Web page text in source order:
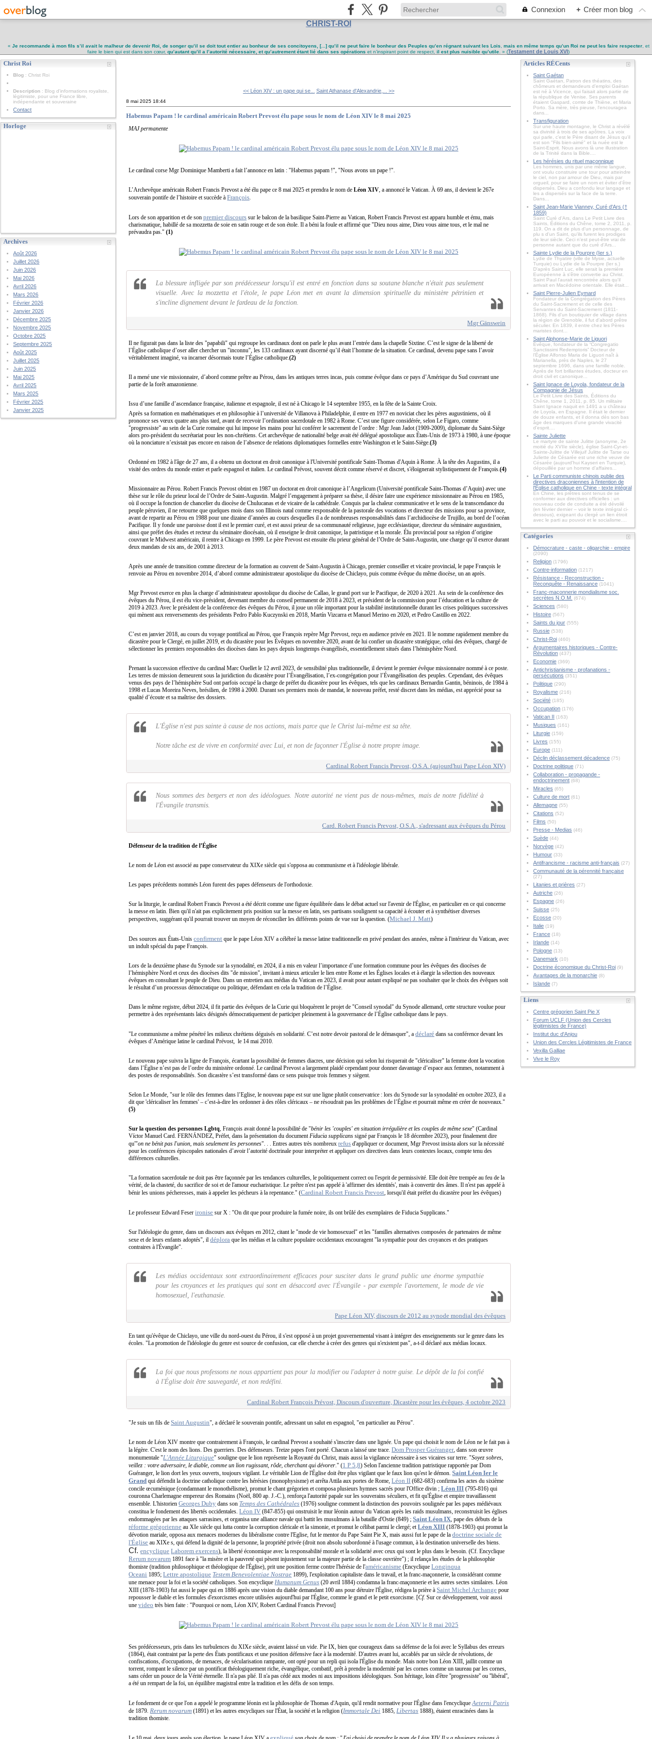
Connexion + Créer mon blog
CHRIST-ROI
« Je recommande à mon fils s’il avait le malheur de devenir Roi, de songer qu’il se doit tout entier au bonheur de ses concitoyens, [...] qu’il ne peut faire le bonheur des Peuples qu’en régnant suivant les Lois mais en même temps qu’un Roi ne peut les faire respecter, et
faire le bien qui est dans son cœur, qu’autant qu’il a l’autorité nécessaire, et qu’autrement étant lié dans ses opérations et n’inspirant point de respect, il est plus nuisible qu’utile . » (Testament de Louis XVI)
Christ Roi
Blog : Christ Roi
Description : Blog d'informations royaliste,
légitimiste, pour une France libre,
indépendante et souveraine
Contact
Horloge
Archives
Août 2026
Juillet 2026
Juin 2026
Mai 2026
Avril 2026
Mars 2026
Février 2026
Janvier 2026
Décembre 2025
Novembre 2025
Octobre 2025
Septembre 2025
Août 2025
Juillet 2025
Juin 2025
Mai 2025
Avril 2025
Mars 2025
Février 2025
Janvier 2025
<< Léon XIV : un pape qui se... Saint Athanase d'Alexandrie,... >>
8 mai 2025 18:44
Habemus Papam ! le cardinal américain Robert Prevost élu pape sous le nom de Léon XIV le 8 mai 2025
MAJ permanente
Le cardinal corse Mgr Dominique Mamberti a fait l’annonce en latin : "Habemus papam !", "Nous avons un pape !".
L’Archevêque américain Robert Francis Prevost a été élu pape ce 8 mai 2025 et prendra le nom deLéon XIV , a annoncé le Vatican. À 69 ans, il devient le 267e
souverain pontife de l’histoire et succède àFrançois
Lors de son apparition et de sonpremier discours sur le balcon de la basilique Saint-Pierre au Vatican, Robert Francis Prevost est apparu humble et ému, mais
charismatique, habillé de sa mozzetta de soie en satin rouge et de son étole. Il a béni la foule et affirmé que "Dieu nous aime, Dieu vous aime tous, et le mal ne
prévaudra pas."(1)
La blessure infligée par son prédécesseur lorsqu'il est entré en fonction dans sa soutane blanche n'était pas seulement
visuelle. Avec la mozzetta et l'étole, le pape Léon met en avant la dimension spirituelle du ministère pétrinien et
s'incline dignement devant le fardeau de la fonction.
Mgr Gänswein
Il ne figurait pas dans la liste des "papabili" qui regroupe les cardinaux dont on parle le plus avant l’entrée dans la chapelle Sixtine. C’est le signe de la liberté de
l’Église catholique d’oser aller chercher un "inconnu", les 133 cardinaux ayant discerné qu’il était l’homme de la situation. Ce cardinal, devenu pape sans l’avoir
véritablement imaginé, va incarner désormais toute l’Église catholique.(2)
Il a mené une vie missionnaire, d’abord comme prêtre au Pérou, dans les antiques terres incas, puis comme évêque dans ce pays d’Amérique du Sud couvrant une
partie de la forêt amazonienne.
Issu d’une famille d’ascendance française, italienne et espagnole, il est né à Chicago le 14 septembre 1955, en la fête de la Sainte Croix.
Après sa formation en mathématiques et en philosophie à l’université de Villanova à Philadelphie, il entre en 1977 en noviciat chez les pères augustiniens, où il
prononce ses vœux quatre ans plus tard, avant de recevoir l’ordination sacerdotale en 1982 à Rome. C’est une figure considérée, selon Le Figaro, comme
"progressiste" au sein de la Curie romaine qui lui impose les mains pour lui conférer le sacrement de l’ordre : Mgr Jean Jadot (1909-2009), diplomate du Saint-Siège
alors pro-président du secrétariat pour les non-chrétiens. Cet archevêque de nationalité belge avait été délégué apostolique aux États-Unis de 1973 à 1980, à une époque
où la nonciature n’existait pas encore en raison de l’absence de relations diplomatiques formelles entre Washington et le Saint-Siège.(3)
Ordonné en 1982 à l'âge de 27 ans, il a obtenu un doctorat en droit canonique à l'Université pontificale Saint-Thomas d'Aquin à Rome. À la tête des Augustins, il a
visité des ordres du monde entier et parle espagnol et italien. Le cardinal Prévost, souvent décrit comme réservé et discret, s'éloignerait stylistiquement de François.(4)
Missionnaire au Pérou. Robert Francis Prevost obtint en 1987 un doctorat en droit canonique à l’Angelicum (Université pontificale Saint-Thomas d’Aquin) avec une
thèse sur le rôle du prieur local de l’Ordre de Saint-Augustin. Malgré l’engagement à préparer sa thèse, il désire faire une expérience missionnaire au Pérou en 1985,
où il occupe la fonction de chancelier du diocèse de Chulucanas et de vicaire de la cathédrale. Conquis par la chaleur communicative et le sens de la transcendance du
peuple péruvien, il ne retourne que quelques mois dans son Illinois natal comme responsable de la pastorale des vocations et directeur des missions pour sa province,
avant de repartir au Pérou en 1988 pour une dizaine d’années au cours desquelles il a de nombreuses responsabilités dans l’archidiocèse de Trujillo, au bord de l’océan
Pacifique. Il y fonde une paroisse dont il est le premier curé, et est aussi prieur de sa communauté religieuse, juge ecclésiastique, directeur du séminaire augustinien,
ainsi que préfet des études et recteur du séminaire diocésain, où il enseigne le droit canonique, la patristique et la morale. Élu provincial pour sa région d’origine
couvrant le Midwest américain, il rentre à Chicago en 1999. Le père Prevost est ensuite élu prieur général de l’Ordre de Saint-Augustin, une charge qu’il exerce durant
deux mandats de six ans, de 2001 à 2013.
Après une année de transition comme directeur de la formation au couvent de Saint-Augustin à Chicago, premier conseiller et vicaire provincial, le pape François le
renvoie au Pérou en novembre 2014, d’abord comme administrateur apostolique du diocèse de Chiclayo, puis comme évêque du même diocèse, un an après.
Mgr Prevost exerce en plus la charge d’administrateur apostolique du diocèse de Callao, le grand port sur le Pacifique, de 2020 à 2021. Au sein de la conférence des
évêques du Pérou, il est élu vice-président, devenant membre du conseil permanent de 2018 à 2023, et président de la commission pour l’éducation et la culture de
2019 à 2023. Avec le président de la conférence des évêques du Pérou, il joue un rôle important pour la stabilité institutionnelle durant les crises politiques successives
qui mènent aux renversements des présidents Pedro Pablo Kuczynski en 2018, Martín Vizcarra et Manuel Merino en 2020, et Pedro Castillo en 2022.
C’est en janvier 2018, au cours du voyage pontifical au Pérou, que François repère Mgr Prevost, reçu en audience privée en 2021. Il le nomme rapidement membre du
dicastère pour le Clergé, en juillet 2019, et du dicastère pour les Évêques en novembre 2020, avant de lui confier un dicastère stratégique, celui des évêques, chargé de
sélectionner les premiers responsables des diocèses dans les pays depuis longtemps évangélisés, essentiellement situés dans l’hémisphère Nord.
Prenant la succession effective du cardinal Marc Ouellet le 12 avril 2023, de sensibilité plus traditionnelle, il devient le premier évêque missionnaire nommé à ce poste.
Les terres de mission demeurent sous la juridiction du dicastère pour l’Évangélisation, l’ex-congrégation pour l’Évangélisation des peuples. Cependant, des évêques
venus des pays de l’hémisphère Sud ont parfois occupé la charge de préfet du dicastère pour les évêques, tels que les cardinaux Bernardin Gantin, béninois, de 1984 à
1998 et Lucas Moreira Neves, brésilien, de 1998 à 2000. Durant ses premiers mois de mandat, le nouveau préfet, resté discret dans les médias, est apprécié pour sa
qualité d’écoute et sa maîtrise des dossiers.
L'Église n'est pas sainte à cause de nos actions, mais parce que le Christ lui-même est sa tête.
Notre tâche est de vivre en conformité avec Lui, et non de façonner l'Église à notre propre image.
Cardinal Robert Francis Prevost, O.S.A. (aujourd'hui Pape Léon XIV)
Nous sommes des bergers et non des idéologues. Notre autorité ne vient pas de nous-mêmes, mais de notre fidélité à
l'Évangile transmis.
Card. Robert Francis Prevost, O.S.A., s'adressant aux évêques du Pérou
Défenseur de la tradition de l’Église
Le nom de Léon est associé au pape conservateur du XIXe siècle qui s'opposa au communisme et à l'idéologie libérale.
Les papes précédents nommés Léon furent des papes défenseurs de l'orthodoxie.
Sur la liturgie, le cardinal Robert Francis Prevost a été décrit comme une figure équilibrée dans le débat actuel sur l'avenir de l'Église, en particulier en ce qui concerne
la messe en latin. Bien qu'il n'ait pas explicitement pris position sur la messe en latin, ses partisans soulignent sa capacité à écouter et à synthétiser diverses
perspectives, suggérant qu'il pourrait trouver un moyen de réconcilier les différents points de vue sur la question. (Michael J. Matt)
Des sources aux États-Unisconfirment que le pape Léon XIV a célébré la messe latine traditionnelle en privé pendant des années, même à l'intérieur du Vatican, avec
un indult spécial du pape François.
Lors de la deuxième phase du Synode sur la synodalité, en 2024, il a mis en valeur l’importance d’une formation commune pour les évêques des diocèses de
l’hémisphère Nord et ceux des diocèses dits "de mission", invitant à mieux articuler le lien entre Rome et les Églises locales et à élargir la sélection des nouveaux
évêques en consultant le peuple de Dieu. Dans un entretien aux médias du Vatican en 2023, il avait pour autant expliqué ne pas souhaiter que le choix des évêques soit
le résultat d’un processus démocratique ou politique, défendant en cela la tradition de l’Église.
Dans le même registre, début 2024, il fit partie des évêques de la Curie qui bloquèrent le projet de "Conseil synodal" du Synode allemand, cette structure voulue pour
permettre à des représentants laïcs désignés démocratiquement de participer pleinement à la gouvernance de l’Église catholique dans le pays.
"Le communisme a même pénétré les milieux chrétiens déguisés en solidarité. C’est notre devoir pastoral de le démasquer", adéclaré dans sa conférence devant les
évêques d’Amérique latine le cardinal Prévost, le 14 mai 2010.
Le nouveau pape suivra la ligne de François, écartant la possibilité de femmes diacres, une décision qui selon lui risquerait de "cléricaliser" la femme dont la vocation
dans l’Église n’est pas de l’ordre du ministère ordonné. Le cardinal Prevost a largement plaidé cependant pour donner davantage d’espace aux femmes, notamment à
des postes de responsabilités. Son dicastère s’est transformé dans ce sens puisque trois femmes y siègent.
Selon Le Monde, "sur le rôle des femmes dans l’Eglise, le nouveau pape est sur une ligne plutôt conservatrice : lors du Synode sur la synodalité en octobre 2023, il a
dit que 'cléricaliser les femmes' – c’est-à-dire les ordonner à des rôles cléricaux – ne résoudrait pas les problèmes de l’Église et pourrait même en créer de nouveaux."
(5)
Sur la question des personnes Lgbtq , François avait donné la possibilité de "bénir les 'couples' en situation irrégulière et les couples de même sexe" (Cardinal
Víctor Manuel Card. FERNÁNDEZ, Préfet, dans la présentation du document Fiducia supplicanssigné par François le 18 décembre 2023), pour finalement dire
qu'"on ne bénit pas l'union, mais seulement les personnes". . . Entres autres très nombreuxrefus d'appliquer ce document, Mgr Prevost insista alors sur la nécessité
pour les conférences épiscopales nationales d’avoir l’autorité doctrinale pour interpréter et appliquer ces directives dans leurs contextes locaux, compte tenu des
différences culturelles.
"La formation sacerdotale ne doit pas être façonnée par les tendances culturelles, le politiquement correct ou l'esprit de permissivité. Elle doit être trempée au feu de la
vérité, de la chasteté, du sacrifice de soi et de l'amour eucharistique. Le prêtre n'est pas appelé à 'affirmer des identités', mais à convertir des âmes. Il n'est pas appelé à
bénir les unions pécheresses, mais à appeler les pécheurs à la repentance." (Cardinal Robert Francis Prevost , lorsqu'il était préfet du dicastère pour les évêques)
Le professeur Edward Feserironise sur X : "On dit que pour produire la fumée noire, ils ont brûlé des exemplaires de Fiducia Supplicans."
Sur l'idéologie du genre, dans un discours aux évêques en 2012, citant le "mode de vie homosexuel" et les "familles alternatives composées de partenaires de même
sexe et de leurs enfants adoptés", ildéplora que les médias et la culture populaire occidentaux encouragent "la sympathie pour des croyances et des pratiques
contraires à l'Évangile".
Les médias occidentaux sont extraordinairement efficaces pour susciter dans le grand public une énorme sympathie
pour les croyances et les pratiques qui sont en désaccord avec l'Évangile - par exemple l'avortement, le mode de vie
homosexuel, l'euthanasie.
Pape Léon XIV, discours de 2012 au synode mondial des évêques
En tant qu'évêque de Chiclayo, une ville du nord-ouest du Pérou, il s'est opposé à un projet gouvernemental visant à intégrer des enseignements sur le genre dans les
écoles. "La promotion de l'idéologie du genre est source de confusion, car elle cherche à créer des genres qui n'existent pas", a-t-il déclaré aux médias locaux.
La foi que nous professons ne nous appartient pas pour la modifier ou l'adapter à notre guise. Le dépôt de la foi confié
à l'Église doit être sauvegardé, et non redéfini.
Cardinal Robert François Prévost, Discours d'ouverture, Dicastère pour les évêques, 4 octobre 2023
"Je suis un fils de Saint Augustin", a déclaré le souverain pontife, adressant un salut en espagnol, "en particulier au Pérou".
Le nom de Léon XIV montre que contrairement à François, le cardinal Prevost a souhaité s'inscrire dans une lignée. Un pape qui choisit le nom de Léon ne le fait pas à
la légère. C'est le nom des lions. Des guerriers. Des défenseurs. Treize papes l'ont porté. Chacun a laissé une trace.Dom Prosper Guéranger, dans son œuvre
monumentale "L'Année Liturgique" souligne que le lion représente la Royauté du Christ, mais aussi la vigilance nécessaire à ses vicaires sur terre. "Soyez sobres,
veillez : votre adversaire, le diable, comme un lion rugissant, rôde, cherchant qui dévorer ." (1 P 5,8) Selon l'ancienne tradition patristique rapportée par Dom
Guéranger, le lion dort les yeux ouverts, toujours vigilant. Le véritable Lion de l'Église doit être plus vigilant que le faux lion qu'est le démon.Saint Léon Ier le
Grand qui défendit la doctrine catholique contre les hérésies (monophysisme) et arrêta Attila aux portes de Rome,Léon II (682-683) confirma les actes du sixième
concile œcuménique (condamnant le monothélisme), promut le chant grégorien et composa plusieurs hymnes sacrés pour l'Office divin ;Léon III (795-816) qui
couronna Charlemagne empereur des Romains (Noël, 800 ap. J.-C.), renforça l'autorité papale sur les souverains séculiers, et fit qu'Église et empire travaillassent
ensemble. L'historienGeorges Duby dans son Temps des Cathédrales (1976) souligne comment la distinction des pouvoirs soulignée par les papes médiévaux
constitua le fondement des libertés occidentales.Léon IV (847-855) qui onstruisit le mur léonin autour du Vatican après les raids musulmans, reconstruisit les églises
endommagées par les attaques sarrasines, et organisa une alliance navale qui battit les musulmans à la bataille d'Ostie (849) ;Saint Léon IX , pape des débuts de la
réforme grégorienne au XIe siècle qui lutta contre la corruption cléricale et la simonie, et promut le célibat parmi le clergé; etLéon XIII (1878-1903) qui promut la
dévotion mariale, opposa aux menaces modernes du libéralisme contre l'Eglise, fut le mentor du Pape Saint Pie X, mais aussi fut le pape de ladoctrine sociale de
l'Église au XIXe s, qui défend la dignité de la personne, la propriété privée (droit non absolu subordonné à l'usage commun, à la destination universelle des biens.
Cf.encyclique Laborem exercens), la liberté économique avec la responsabilité morale et la solidarité avec ceux qui sont le plus dans le besoin. (Cf. Encyclique
Rerum novarum 1891 face à "la misère et la pauvreté qui pèsent injustement sur la majeure partie de la classe ouvrière") ; il relança les études de la philosophie
thomiste (tradition philosophique et théologique de l'Église), prit une position ferme contre l'hérésie de l'américanisme (EncycliqueLonginqua
Oceani 1895;Lettre apostolique Testem Benevolentiae Nostrae 1899), l'exploitation capitaliste dans le travail, et la franc-maçonnerie, la considérant comme
une menace pour la foi et la société catholiques. Son encyclique Humanum Genus (20 avril 1884) condamna la franc-maçonnerie et les autres sectes similaires. Léon
XIII (1878-1903) fut aussi le pape qui en 1886 après une vision du diable demandant 100 ans pour détruire l'Église, rédigea la prière à Saint Michel Archange pour
repousser le diable et les formules d'exorcismes encore utilisées aujourd'hui par l'Église, comme le grand et le petit exorcisme. [Cf.Sur ce développement, voir aussi
unevideo très bien faite : "Pourquoi ce nom, Léon XIV, Robert Cardinal Francis Prevost]
Ses prédécesseurs, pris dans les turbulences du XIXe siècle, avaient laissé un vide. Pie IX, bien que courageux dans sa défense de la foi avec le Syllabus des erreurs
(1864), était contraint par la perte des États pontificaux et une position défensive face à la modernité. D'autres avant lui, accablés par un siècle de révolutions, de
confiscations, d'occupations, de menaces, de sécularisation rampante, ont opté pour un repli qui isola l'Église du monde. Mais notre bon Léon XIII, jaillit comme un
torrent, rompant le silence par un pontificat théologiquement riche, évangélique, combatif, prêt à prendre la modernité par les cornes comme un taureau par les cornes,
sans céder un pouce de la Vérité éternelle. Il n'a pas plié. Il n'a pas cédé aux modes ni aux impositions idéologiques. Son héritage, loin d'être ''progressiste'' ou ''libéral'',
a été un rempart de la foi, un équilibre magistral entre la tradition et les défis de son temps.
Le fondement de ce que l'on a appelé le programme léonin est la philosophie de Thomas d'Aquin, qu'il rendit normative pour l'Église dans l'encycliqueAeterni Patris
de 1879. Rerum novarum (1891) et les autres encycliques sur l'État, la société et la religion (Immortale Dei 1885, Libertas 1888), étaient enracinées dans la
tradition thomiste.
Articles RÉCents
Saint Gaétan
Saint Gaétan, Patron des théatins, des
chômeurs et demandeurs d'emploi Gaétan
est né à Vicence, qui faisait alors partie de
la république de Venise. Ses parents
étaient Gaspard, comte de Thiène, et Maria
Porto. Sa mère, très pieuse, l'encouragea
dans...
Transfiguration
Sur une haute montagne, le Christ a révélé
sa divinité à trois de ses apôtres. La voix
qui parle, c'est le Père disant de Jésus qu'il
est son "Fils bien-aimé" et la nuée est le
Saint-Esprit. Nous avons là une illustration
de la Trinité dans la Bible....
Les hérésies du rituel maçonnique
Les hommes, unis par une même langue,
ont voulu construire une tour pour atteindre
le ciel, non par amour de Dieu, mais par
orgueil, pour se faire un nom et éviter d’être
dispersés. Dieu a confondu leur langage et
les a dispersés sur la face de la terre.
Dans...
Saint Jean-Marie Vianney, Curé d'Ars (†
1859)
Saint Curé d'Ars, dans Le Petit Livre des
Saints, Éditions du Chêne, tome 2, 2011, p.
119. On a dit de plus d'un personnage, de
plu s d'un Saint, qu'ils furent les prodiges
de leur siècle. Ceci n'est peut-être vrai de
personne autant que du curé d'Ars...
Sainte Lydie de la Pourpre (Ier s.)
Lydie de Thyatire (ville de Mysie, actuelle
Turquie) ou Lydie de la Pourpre (Ier s.)
D'après Saint Luc, elle serait la première
Européenne à s'être convertie au Christ.
Saint Paul l'aurait rencontrée alors qu'il
arrivait en Macédoine orientale. Elle était...
Saint Pierre-Julien Eymard
Fondateur de la Congrégation des Pères
du Saint-Sacrement et de celle des
Servantes du Saint-Sacrement (1811-
1868). Fils d'un boutiquier de village dans
la région de Grenoble, il fut d'abord prêtre
séculier. En 1839, il entre chez les Pères
maristes dont...
Saint Alphonse-Marie de Liguori
Évêque, fondateur de la “Congregatio
Sanctissimi Redemptoris” Docteur de
l'Église Alfonso Maria de Liguori naît à
Marianella, près de Naples, le 27
septembre 1696, dans une famille noble.
Après de fort brillantes études, docteur en
droit civil et canonique...
Saint Ignace de Loyola, fondateur de la
Compagnie de Jésus
Le Petit Livre des Saints, Éditions du
Chêne, tome 1, 2011, p. 85. Un militaire
Saint Ignace naquit en 1491 a u château
de Loyola, en Espagne. Il était le dernier
de douze enfants, et il donna dès son bas
âge des marques d'une grande vivacité
d'esprit....
Sainte Juliette
Le martyre de sainte Julitte (anonyme, 2e
moitié du XVIIe siècle), église Saint-Cyr-et-
Sainte-Julitte de Villejuif Julitte de Tarse ou
Juliette de Césarée est une riche veuve de
Césarée (aujourd'hui Kayseri en Turquie),
dépouillée par un homme d'affaires...
Le Parti communiste chinois publie des
directives draconiennes à l'intention de
l'Église catholique en Chine - texte intégral
En Chine, les prêtres sont tenus de se
conformer aux directives officielles : un
nouveau code de conduite a été dévoilé
(en février dernier – voir le texte intégral ci-
dessous), exigeant du clergé un lien étroit
avec le parti au pouvoir et le socialisme....
Catégories
Démocrature - caste - oligarchie - empire
(2090)
Religion(1796)
Contre-information(1217)
Résistance - Reconstruction -
Reconquête - Renaissance(1041)
Franc-maçonnerie mondialisme soc.
secrètes N.O.M. (674)
Sciences (580)
Histoire(567)
Saints du jour(555)
Russie(538)
Christ-Roi(460)
Argumentaires historiques - Contre-
Révolution(437)
Economie(369)
Antichristianisme - profanations -
persécutions (351)
Politique(290)
Royalisme(216)
Société(185)
Occupation(176)
Vatican II (163)
Musiques (161)
Liturgie(159)
Livres (155)
Europe(111)
Déclin déclassement décadence(75)
Doctrine politique(71)
Collaboration - propagande -
endoctrinement(68)
Miracles (65)
Culture de mort(61)
Allemagne(55)
Citations (52)
Films (50)
Presse - Medias (46)
Suède(44)
Norvège(42)
Humour(33)
Antifrancisme - racisme anti-français (27)
Communauté de la pérennité française
(27)
Litanies et prières (27)
Autriche(26)
Espagne(26)
Suisse(25)
Ecosse(20)
Italie(19)
France(18)
Irlande(14)
Pologne(13)
Danemark (10)
Doctrine économique du Christ-Roi(9)
Avantages de la monarchie(8)
Islande(7)
Liens
Centre grégorien Saint Pie X
Forum UCLF (Union des Cercles
légitimistes de France)
Institut duc d'Anjou
Union des Cercles Légitimistes de France
Vexilla Galliae
Vive le Roy